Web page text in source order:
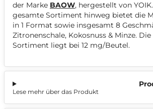
der Marke BAOW, hergestellt von
gesamte Sortiment hinweg bietet die
in 1 Format sowie insgesamt 8
Zitronenschale, Kokosnuss & Minze.
Sortiment liegt bei 12 mg/Beutel.
Lese mehr über das Produkt